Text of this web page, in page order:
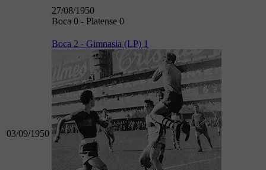
27/08/1950
Boca 0 - Platense 0
03/09/1950
Boca 2 - Gimnasia (LP) 1